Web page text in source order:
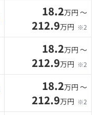
18.2万円 〜
212.9万円 ※2
18.2万円 〜
212.9万円 ※2
18.2万円 〜
212.9万円 ※2